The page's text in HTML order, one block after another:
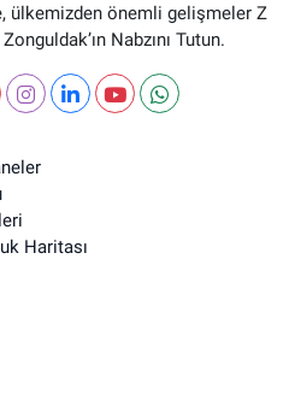
ülkemizden önemli gelişmeler Z
Nabzını Tutun.
Haritası